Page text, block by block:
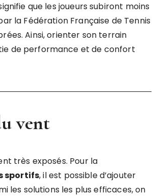
que les joueurs subiront moins
la Fédération Française de Tennis
Ainsi, orienter son terrain
de performance et de confort
vent
très exposés. Pour la
sportifs, il est possible d’ajouter
les solutions les plus efficaces, on